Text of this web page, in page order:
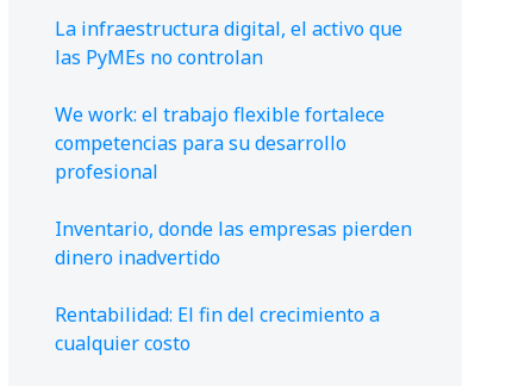
La infraestructura digital, el activo que
las PyMEs no controlan
We work: el trabajo flexible fortalece
competencias para su desarrollo
profesional
Inventario, donde las empresas pierden
dinero inadvertido
Rentabilidad: El fin del crecimiento a
cualquier costo